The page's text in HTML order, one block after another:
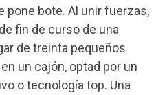
pone bote. Al unir fuerzas,
fin de curso de una
de treinta pequeños
un cajón, optad por un
o tecnología top. Una